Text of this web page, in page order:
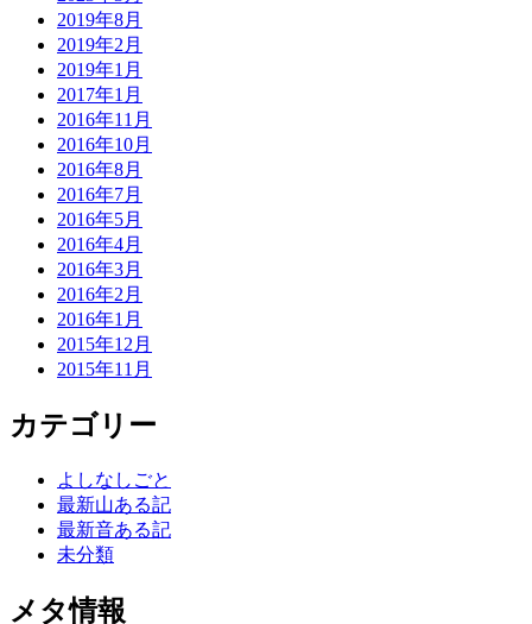
2019年8月
2019年2月
2019年1月
2017年1月
2016年11月
2016年10月
2016年8月
2016年7月
2016年5月
2016年4月
2016年3月
2016年2月
2016年1月
2015年12月
2015年11月
カテゴリー
よしなしごと
最新山ある記
最新音ある記
未分類
メタ情報